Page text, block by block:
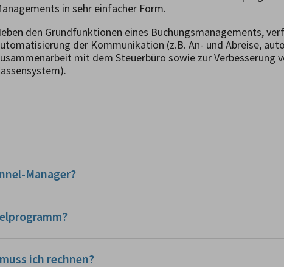
in sehr einfacher Form.
den Grundfunktionen eines Buchungsmanagements,
der Kommunikation (z.B. An- und Abreise,
mit dem Steuerbüro sowie zur Verbesserung
Manager?
ich rechnen?